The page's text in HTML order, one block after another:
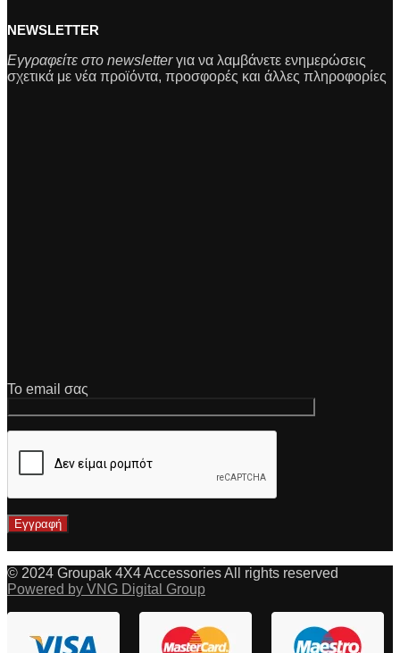
NEWSLETTER
Εγγραφείτε στο newsletterγια να λαμβάνετε ενημερώσεις
σχετικά με νέα προϊόντα, προσφορές και άλλες πληροφορίες
Το email σας
© 2024 Groupak 4X4 Accessories All rights reserved
Powered by VNG Digital Group